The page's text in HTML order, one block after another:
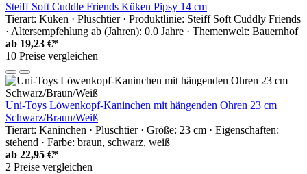
Steiff Soft Cuddle Friends Küken Pipsy 14 cm
Tierart: Küken · Plüschtier · Produktlinie: Steiff Soft Cuddly Friends
· Altersempfehlung ab (Jahren): 0.0 Jahre · Themenwelt: Bauernhof
ab 19,23 €*
10 Preise vergleichen
Uni-Toys Löwenkopf-Kaninchen mit hängenden Ohren 23 cm
Schwarz/Braun/Weiß
Tierart: Kaninchen · Plüschtier · Größe: 23 cm · Eigenschaften:
stehend · Farbe: braun, schwarz, weiß
ab 22,95 €*
2 Preise vergleichen